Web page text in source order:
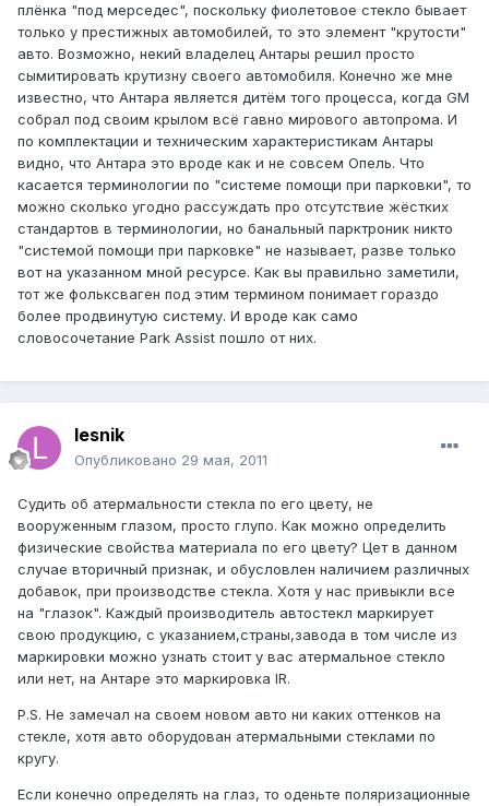
плёнка "под мерседес", поскольку фиолетовое стекло бывает
только у престижных автомобилей, то это элемент "крутости"
авто. Возможно, некий владелец Антары решил просто
сымитировать крутизну своего автомобиля. Конечно же мне
известно, что Антара является дитём того процесса, когда GM
собрал под своим крылом всё гавно мирового автопрома. И
по комплектации и техническим характеристикам Антары
видно, что Антара это вроде как и не совсем Опель. Что
касается терминологии по "системе помощи при парковки", то
можно сколько угодно рассуждать про отсутствие жёстких
стандартов в терминологии, но банальный парктроник никто
"системой помощи при парковке" не называет, разве только
вот на указанном мной ресурсе. Как вы правильно заметили,
тот же фольксваген под этим термином понимает гораздо
более продвинутую систему. И вроде как само
словосочетание Park Assist пошло от них.
lesnik
Опубликовано 29 мая, 2011
Судить об атермальности стекла по его цвету, не
вооруженным глазом, просто глупо. Как можно определить
физические свойства материала по его цвету? Цет в данном
случае вторичный признак, и обусловлен наличием различных
добавок, при производстве стекла. Хотя у нас привыкли все
на "глазок". Каждый производитель автостекл маркирует
свою продукцию, с указанием,страны,завода в том числе из
маркировки можно узнать стоит у вас атермальное стекло
или нет, на Антаре это маркировка IR.
P.S. Не замечал на своем новом авто ни каких оттенков на
стекле, хотя авто оборудован атермальными стеклами по
кругу.
Если конечно определять на глаз, то оденьте поляризационные